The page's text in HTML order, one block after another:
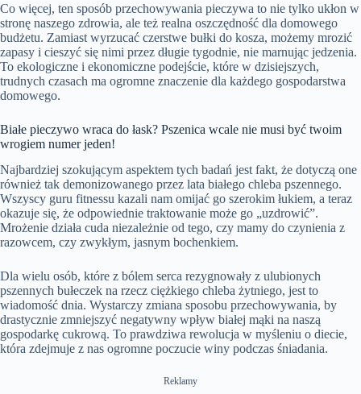
Co więcej, ten sposób przechowywania pieczywa to nie tylko ukłon w
stronę naszego zdrowia, ale też realna oszczędność dla domowego
budżetu. Zamiast wyrzucać czerstwe bułki do kosza, możemy mrozić
zapasy i cieszyć się nimi przez długie tygodnie, nie marnując jedzenia.
To ekologiczne i ekonomiczne podejście, które w dzisiejszych,
trudnych czasach ma ogromne znaczenie dla każdego gospodarstwa
domowego.
Białe pieczywo wraca do łask? Pszenica wcale nie musi być twoim
wrogiem numer jeden!
Najbardziej szokującym aspektem tych badań jest fakt, że dotyczą one
również tak demonizowanego przez lata białego chleba pszennego.
Wszyscy guru fitnessu kazali nam omijać go szerokim łukiem, a teraz
okazuje się, że odpowiednie traktowanie może go „uzdrowić”.
Mrożenie działa cuda niezależnie od tego, czy mamy do czynienia z
razowcem, czy zwykłym, jasnym bochenkiem.
Dla wielu osób, które z bólem serca rezygnowały z ulubionych
pszennych bułeczek na rzecz ciężkiego chleba żytniego, jest to
wiadomość dnia. Wystarczy zmiana sposobu przechowywania, by
drastycznie zmniejszyć negatywny wpływ białej mąki na naszą
gospodarkę cukrową. To prawdziwa rewolucja w myśleniu o diecie,
która zdejmuje z nas ogromne poczucie winy podczas śniadania.
Reklamy